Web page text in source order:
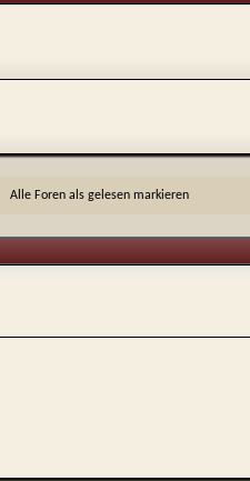
Alle Foren als gelesen markieren